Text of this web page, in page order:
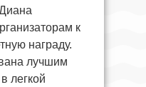
к
награду.
лучшим
легкой